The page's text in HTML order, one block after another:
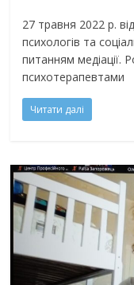
27 травня 2022 р.
психологів та
питанням медіації.
психотерапевтами
Читати далі